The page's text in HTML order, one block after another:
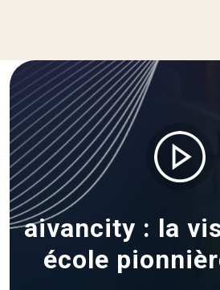
aivancity : la
école